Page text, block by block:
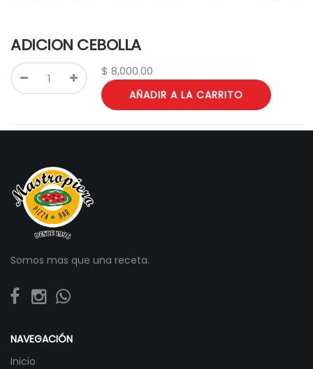
ADICION CEBOLLA
$ 8,000.00
AÑADIR A LA CARRITO
Somos mas que una receta.
NAVEGACIÓN
Inicio